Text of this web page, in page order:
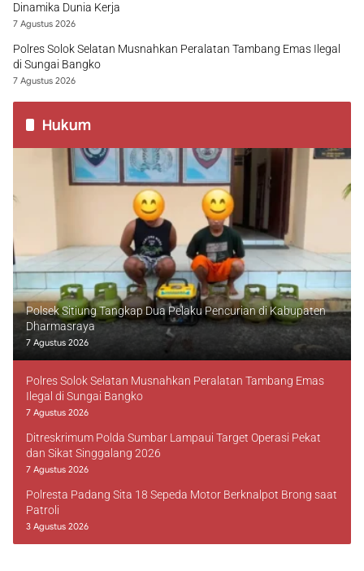
Dinamika Dunia Kerja
7 Agustus 2026
Polres Solok Selatan Musnahkan Peralatan Tambang Emas Ilegal
di Sungai Bangko
7 Agustus 2026
Hukum
Polsek Sitiung Tangkap Dua Pelaku Pencurian di Kabupaten
Dharmasraya
7 Agustus 2026
Polres Solok Selatan Musnahkan Peralatan Tambang Emas
Ilegal di Sungai Bangko
7 Agustus 2026
Ditreskrimum Polda Sumbar Lampaui Target Operasi Pekat
dan Sikat Singgalang 2026
7 Agustus 2026
Polresta Padang Sita 18 Sepeda Motor Berknalpot Brong saat
Patroli
3 Agustus 2026